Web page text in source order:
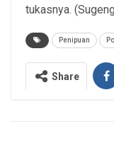
tukasnya.
Penipuan
Share